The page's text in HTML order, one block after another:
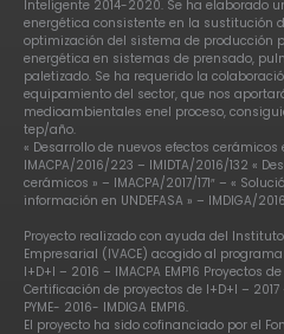
Inteligente 2014-2020. Se ha elaborado
energética consistente en la sustitución
optimización del sistema de producción
energética en sistemas de prensado,
paletizado. Se ha requerido la
equipamiento del sector, que nos
medioambientales enel proceso,
tep/año.
« Desarrollo de nuevos efectos
IMACPA/2016/223 – IMIDTA/2016/132 «
cerámicos » – IMACPA/2017/171″ – «
información en UNDEFASA » – IMDIGA/
Proyecto realizado con ayuda del
Empresarial (IVACE) acogido al
I+D+I – 2016 – IMACPA EMP16 Proyectos
Certificación de proyectos de I+D+I – 2017
PYME- 2016- IMDIGA EMP16.
El proyecto ha sido cofinanciado por el